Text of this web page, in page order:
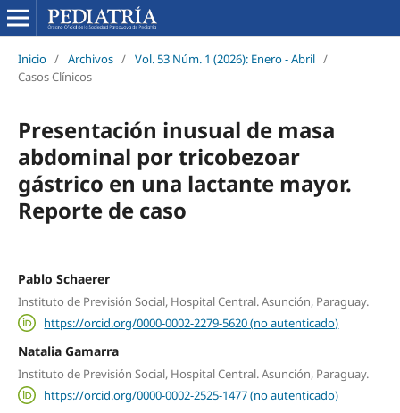
Inicio / Archivos / Vol. 53 Núm. 1 (2026): Enero - Abril /
Casos Clínicos
Presentación inusual de masa
abdominal por tricobezoar
gástrico en una lactante mayor.
Reporte de caso
Pablo Schaerer
Instituto de Previsión Social, Hospital Central. Asunción, Paraguay.
https://orcid.org/0000-0002-2279-5620 (no autenticado)
Natalia Gamarra
Instituto de Previsión Social, Hospital Central. Asunción, Paraguay.
https://orcid.org/0000-0002-2525-1477 (no autenticado)